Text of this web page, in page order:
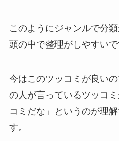
このようにジャンルで分
頭の中で整理がしやすいで
今はこのツッコミが良い
の人が言っているツッコ
コミだな」というのが理
す。